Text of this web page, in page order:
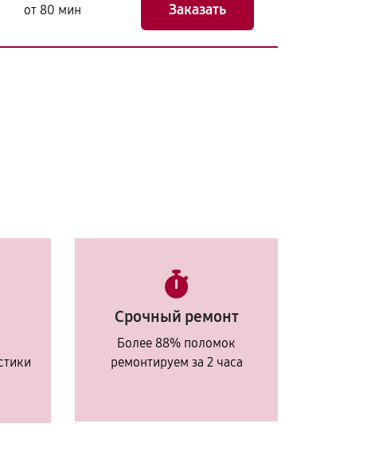
от 80 мин Заказать
Срочный ремонт
Более 88% поломок
ремонтируем за 2 часа